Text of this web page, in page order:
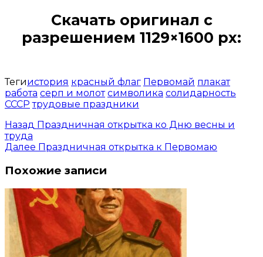
Скачать оригинал с
разрешением 1129×1600 px:
Тегиистория красный флаг Первомай плакат
работа серп и молот символика солидарность
СССР трудовые праздники
Назад Праздничная открытка ко Дню весны и
труда
Далее Праздничная открытка к Первомаю
Похожие записи